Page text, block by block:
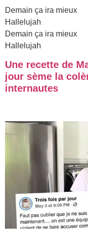
Demain ça ira mieux
Hallelujah
Demain ça ira mieux
Hallelujah
Une recette de
jour sème la
internautes